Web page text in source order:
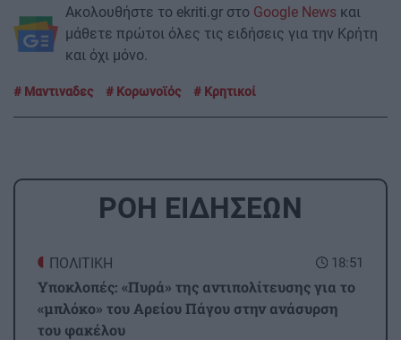
Ακολουθήστε το ekriti.gr στο Google News και
μάθετε πρώτοι όλες τις ειδήσεις για την Κρήτη
και όχι μόνο.
Μαντιναδες Κορωνοϊός Κρητικοί
ΡΟΗ ΕΙΔΗΣΕΩΝ
18:51
ΠΟΛΙΤΙΚΗ
Υποκλοπές: «Πυρά» της αντιπολίτευσης για το
«μπλόκο» του Αρείου Πάγου στην ανάσυρση
του φακέλου